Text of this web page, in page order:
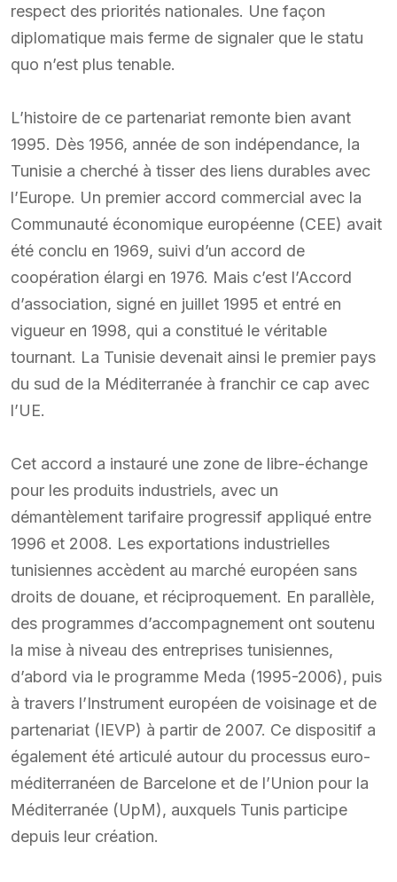
respect des priorités nationales. Une façon
diplomatique mais ferme de signaler que le statu
quo n’est plus tenable.
L’histoire de ce partenariat remonte bien avant
1995. Dès 1956, année de son indépendance, la
Tunisie a cherché à tisser des liens durables avec
l’Europe. Un premier accord commercial avec la
Communauté économique européenne (CEE) avait
été conclu en 1969, suivi d’un accord de
coopération élargi en 1976. Mais c’est l’Accord
d’association, signé en juillet 1995 et entré en
vigueur en 1998, qui a constitué le véritable
tournant. La Tunisie devenait ainsi le premier pays
du sud de la Méditerranée à franchir ce cap avec
l’UE.
Cet accord a instauré une zone de libre-échange
pour les produits industriels, avec un
démantèlement tarifaire progressif appliqué entre
1996 et 2008. Les exportations industrielles
tunisiennes accèdent au marché européen sans
droits de douane, et réciproquement. En parallèle,
des programmes d’accompagnement ont soutenu
la mise à niveau des entreprises tunisiennes,
d’abord via le programme Meda (1995-2006), puis
à travers l’Instrument européen de voisinage et de
partenariat (IEVP) à partir de 2007. Ce dispositif a
également été articulé autour du processus euro-
méditerranéen de Barcelone et de l’Union pour la
Méditerranée (UpM), auxquels Tunis participe
depuis leur création.